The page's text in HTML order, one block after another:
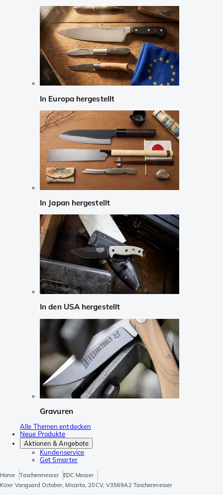
In Europa hergestellt
In Japan hergestellt
In den USA hergestellt
Gravuren
Alle Themen entdecken
Neue Produkte
Aktionen & Angebote
Kundenservice
Get Smarter
Home Taschenmesser
EDC Messer
Kizer Vanguard October, Micarta, 20CV, V3569A2 Taschenmesser